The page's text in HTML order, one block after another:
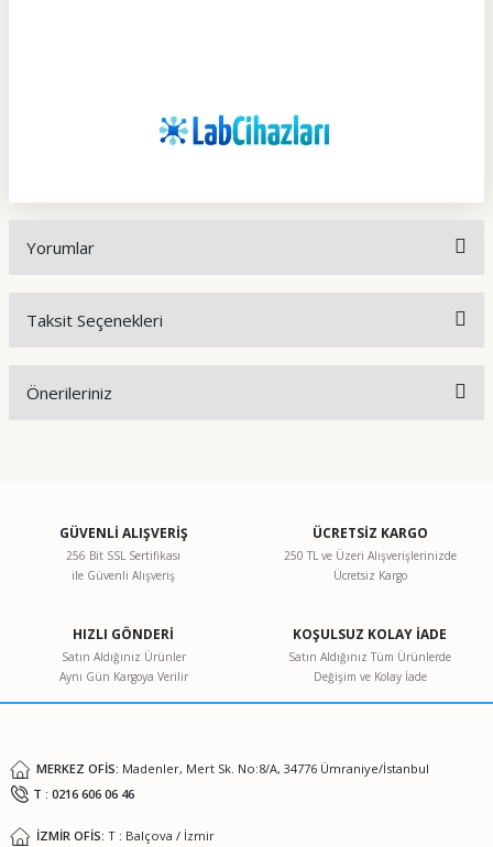
Yorumlar
Taksit Seçenekleri
Önerileriniz
Görüş ve önerileriniz için teşekkür ederiz.
Ürün resmi kalitesiz, bozuk veya görüntülenemiyor.
Ürün bilgilerinde hatalar bulunuyor.
Ürün fiyatı diğer sitelerden daha pahalı.
GÜVENLİ ALIŞVERİŞ
256 Bit SSL Sertifikası
ile Güvenli Alışveriş
ÜCRETSİZ KARGO
250 TL ve Üzeri Alışverişlerinizde
Ücretsiz Kargo
HIZLI GÖNDERİ
Satın Aldığınız Ürünler
Aynı Gün Kargoya Verilir
KOŞULSUZ KOLAY İADE
Satın Aldığınız Tüm Ürünlerde
Değişim ve Kolay İade
MERKEZ OFİS: Madenler, Mert Sk. No:8/A, 34776 Ümraniye/İstanbul
T : 0216 606 06 46
İZMİR OFİS: T : Balçova / İzmir